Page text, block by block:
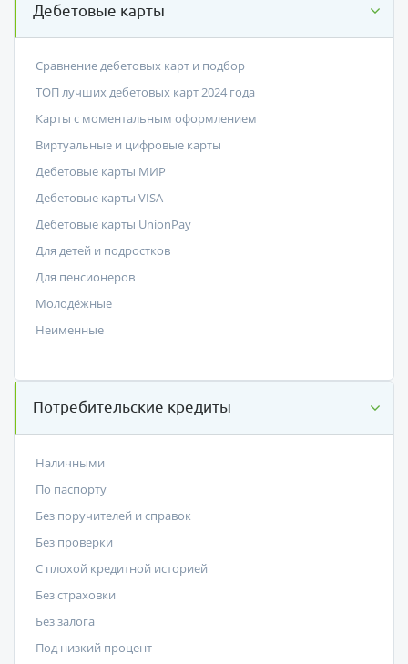
Дебетовые карты
Сравнение дебетовых карт и подбор
ТОП лучших дебетовых карт 2024 года
Карты с моментальным оформлением
Виртуальные и цифровые карты
Дебетовые карты МИР
Дебетовые карты VISA
Дебетовые карты UnionPay
Для детей и подростков
Для пенсионеров
Молодёжные
Неименные
Потребительские кредиты
Наличными
По паспорту
Без поручителей и справок
Без проверки
С плохой кредитной историей
Без страховки
Без залога
Под низкий процент